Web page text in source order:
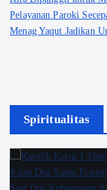
Pelayanan Paroki
Menag Yaqut Jadikan
Spiritualitas